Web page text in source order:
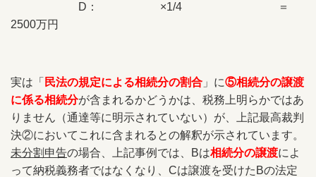
D： ×1/4 ＝
2500万円
実は「 民法の規定による相続分の割合 」に⑤相続分の譲渡
に係る相続分が含まれるかどうかは、税務上明らかではあ
りません（通達等に明示されていない）が、上記最高裁判
決②においてこれに含まれるとの解釈が示されています。
未分割申告の場合、上記事例では、Bは相続分の譲渡によ
って納税義務者ではなくなり、Cは譲渡を受けたBの法定